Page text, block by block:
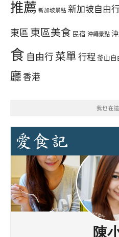
推薦 新加坡景點 新加坡自由
東區 東區美食 民宿 沖繩景點
食 自由行 菜單 行程 釜山自
廳 香港
我也在